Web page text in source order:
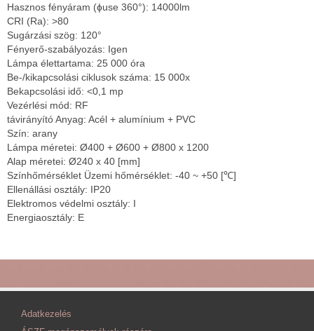
Hasznos fényáram (ɸuse 360°): 14000lm
CRI (Ra): >80
Sugárzási szög: 120°
Fényerő-szabályozás: Igen
Lámpa élettartama: 25 000 óra
Be-/kikapcsolási ciklusok száma: 15 000x
Bekapcsolási idő: <0,1 mp
Vezérlési mód: RF
távirányító Anyag: Acél + alumínium + PVC
Szín: arany
Lámpa méretei: Ø400 + Ø600 + Ø800 x 1200
Alap méretei: Ø240 x 40 [mm]
Színhőmérséklet Üzemi hőmérséklet: -40 ~ +50 [℃]
Ellenállási osztály: IP20
Elektromos védelmi osztály: I
Energiaosztály: E
Adatkezelés